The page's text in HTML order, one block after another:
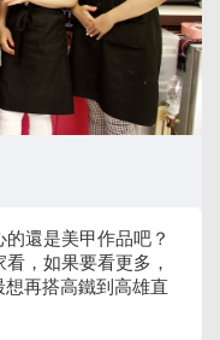
還是美甲作品吧？
，如果要看更多，
再搭高鐵到高雄直